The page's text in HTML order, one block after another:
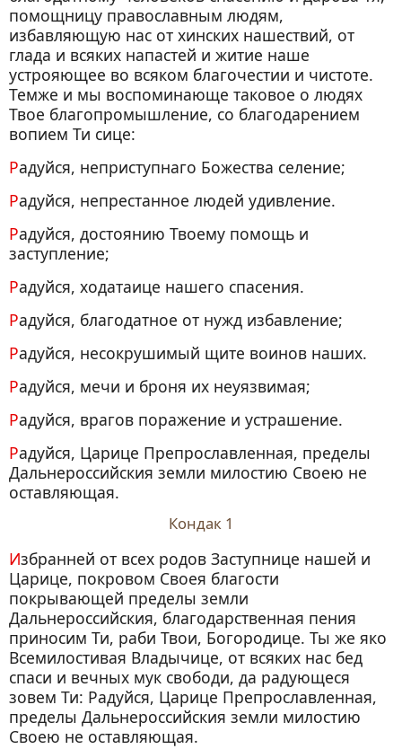
помощницу православным людям,
избавляющую нас от хинских нашествий, от
глада и всяких напастей и житие наше
устрояющее во всяком благочестии и чистоте.
Темже и мы воспоминающе таковое о людях
Твое благопромышление, со благодарением
вопием Ти сице:
Радуйся, неприступнаго Божества селение;
Радуйся, непрестанное людей удивление.
Радуйся, достоянию Твоему помощь и
заступление;
Радуйся, ходатаице нашего спасения.
Радуйся, благодатное от нужд избавление;
Радуйся, несокрушимый щите воинов наших.
Радуйся, мечи и броня их неуязвимая;
Радуйся, врагов поражение и устрашение.
Радуйся, Царице Препрославленная, пределы
Дальнероссийския земли милостию Своею не
оставляющая.
Кондак 1
Избранней от всех родов Заступнице нашей и
Царице, покровом Своея благости
покрывающей пределы земли
Дальнероссийския, благодарственная пения
приносим Ти, раби Твои, Богородице. Ты же яко
Всемилостивая Владычице, от всяких нас бед
спаси и вечных мук свободи, да радующеся
зовем Ти: Радуйся, Царице Препрославленная,
пределы Дальнероссийския земли милостию
Своею не оставляющая.